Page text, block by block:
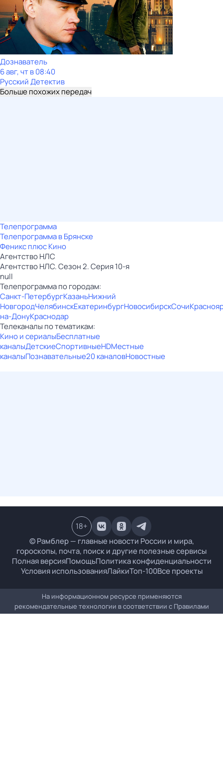
Дознаватель
6 авг, чт в 08:40
Русский Детектив
Больше похожих передач
Телепрограмма
Телепрограмма в Брянске
Феникс плюс Кино
Агентство НЛС
Агентство НЛС. Сезон 2. Серия 10-я
null
Телепрограмма по городам:
Санкт-ПетербургКазаньНижний
НовгородЧелябинскЕкатеринбургНовосибирскСочи
на-ДонуКраснодар
Телеканалы по тематикам:
Кино и сериалыБесплатные
каналыДетскиеСпортивныеHDМестные
каналыПознавательные20 каналовНовостные
© Рамблер — главные новости России и мира,
гороскопы, почта, поиск и другие полезные сервисы
Полная версияПомощьПолитика конфиденциальности
Условия использованияЛайкиТоп-100Все проекты
18+
На информационном ресурсе применяются
рекомендательные технологии в соответствии с Правилами